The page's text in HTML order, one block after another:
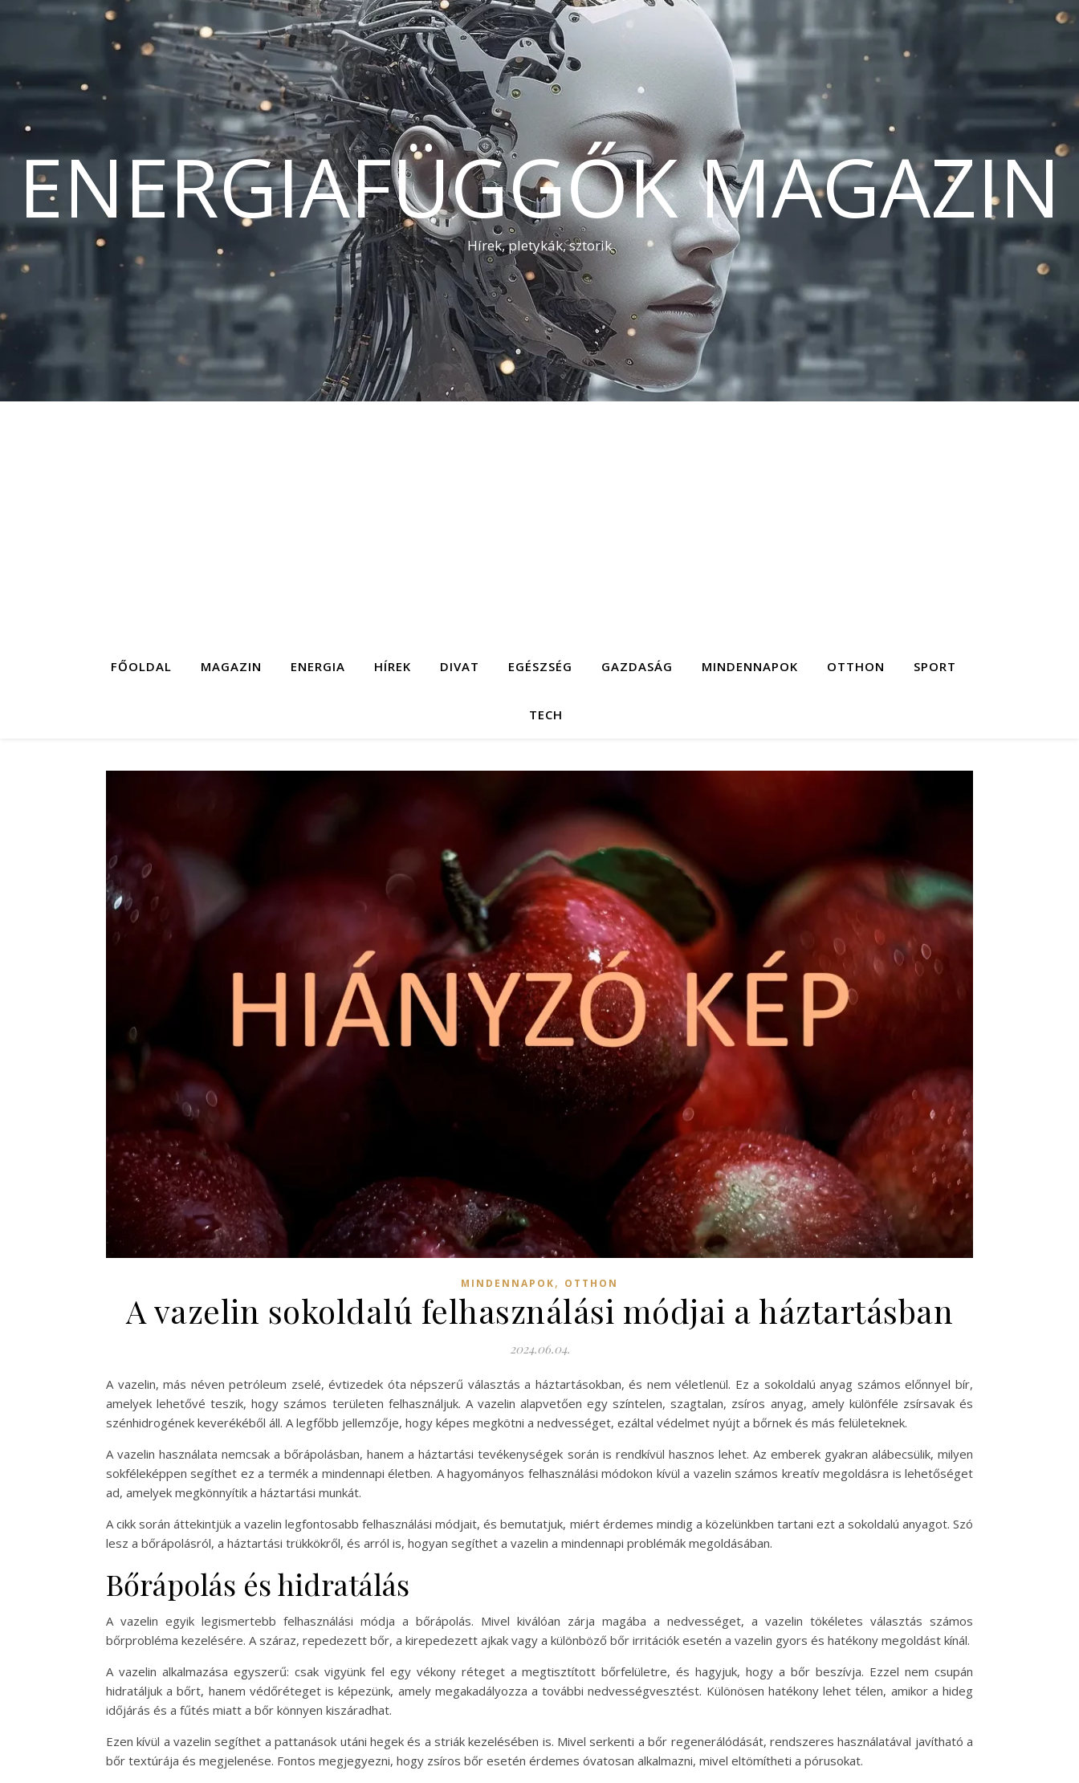
ENERGIAFÜGGŐK MAGAZIN
Hírek, pletykák, sztorik
FŐOLDAL MAGAZIN ENERGIA HÍREK DIVAT EGÉSZSÉG GAZDASÁG MINDENNAPOK OTTHON SPORT
TECH
MINDENNAPOK, OTTHON
A vazelin sokoldalú felhasználási módjai a háztartásban
2024.06.04.
A vazelin, más néven petróleum zselé, évtizedek óta népszerű választás a háztartásokban, és nem véletlenül. Ez a sokoldalú anyag számos előnnyel bír,
amelyek lehetővé teszik, hogy számos területen felhasználjuk. A vazelin alapvetően egy színtelen, szagtalan, zsíros anyag, amely különféle zsírsavak és
szénhidrogének keverékéből áll. A legfőbb jellemzője, hogy képes megkötni a nedvességet, ezáltal védelmet nyújt a bőrnek és más felületeknek.
A vazelin használata nemcsak a bőrápolásban, hanem a háztartási tevékenységek során is rendkívül hasznos lehet. Az emberek gyakran alábecsülik, milyen
sokféleképpen segíthet ez a termék a mindennapi életben. A hagyományos felhasználási módokon kívül a vazelin számos kreatív megoldásra is lehetőséget
ad, amelyek megkönnyítik a háztartási munkát.
A cikk során áttekintjük a vazelin legfontosabb felhasználási módjait, és bemutatjuk, miért érdemes mindig a közelünkben tartani ezt a sokoldalú anyagot. Szó
lesz a bőrápolásról, a háztartási trükkökről, és arról is, hogyan segíthet a vazelin a mindennapi problémák megoldásában.
Bőrápolás és hidratálás
A vazelin egyik legismertebb felhasználási módja a bőrápolás. Mivel kiválóan zárja magába a nedvességet, a vazelin tökéletes választás számos
bőrprobléma kezelésére. A száraz, repedezett bőr, a kirepedezett ajkak vagy a különböző bőr irritációk esetén a vazelin gyors és hatékony megoldást kínál.
A vazelin alkalmazása egyszerű: csak vigyünk fel egy vékony réteget a megtisztított bőrfelületre, és hagyjuk, hogy a bőr beszívja. Ezzel nem csupán
hidratáljuk a bőrt, hanem védőréteget is képezünk, amely megakadályozza a további nedvességvesztést. Különösen hatékony lehet télen, amikor a hideg
időjárás és a fűtés miatt a bőr könnyen kiszáradhat.
Ezen kívül a vazelin segíthet a pattanások utáni hegek és a striák kezelésében is. Mivel serkenti a bőr regenerálódását, rendszeres használatával javítható a
bőr textúrája és megjelenése. Fontos megjegyezni, hogy zsíros bőr esetén érdemes óvatosan alkalmazni, mivel eltömítheti a pórusokat.